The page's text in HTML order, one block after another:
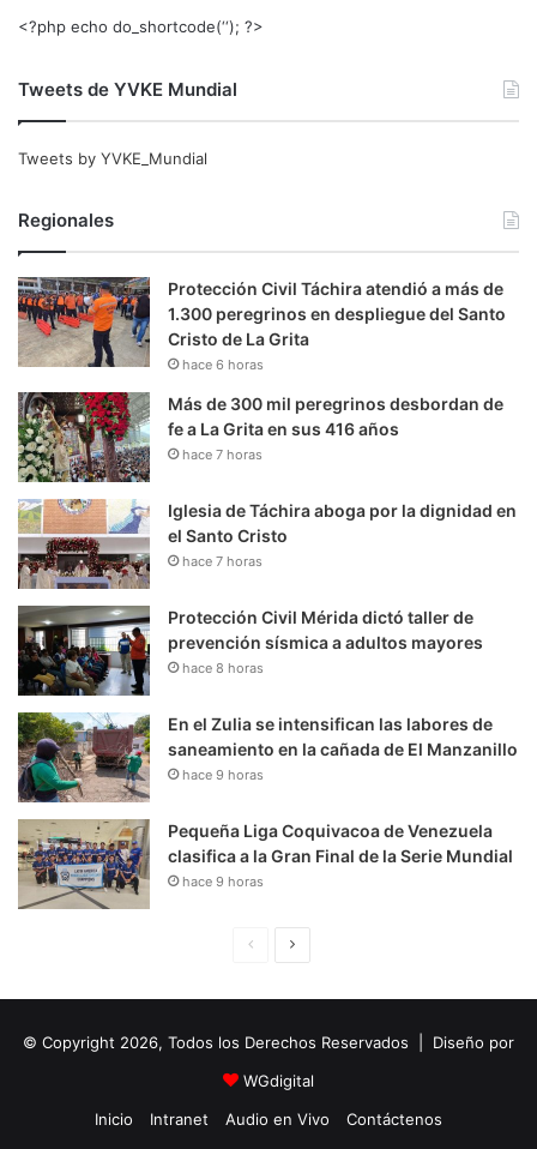
<?php echo do_shortcode(‘‘); ?>
Tweets de YVKE Mundial
Tweets by YVKE_Mundial
Regionales
Protección Civil Táchira atendió a más de
1.300 peregrinos en despliegue del Santo
Cristo de La Grita
hace 6 horas
Más de 300 mil peregrinos desbordan de
fe a La Grita en sus 416 años
hace 7 horas
Iglesia de Táchira aboga por la dignidad en
el Santo Cristo
hace 7 horas
Protección Civil Mérida dictó taller de
prevención sísmica a adultos mayores
hace 8 horas
En el Zulia se intensifican las labores de
saneamiento en la cañada de El Manzanillo
hace 9 horas
Pequeña Liga Coquivacoa de Venezuela
clasifica a la Gran Final de la Serie Mundial
hace 9 horas
i
n
a
u
i
e
© Copyright 2026, Todos los Derechos Reservados | Diseño por
WGdigital
Inicio
Intranet Audio en Vivo
Contáctenos